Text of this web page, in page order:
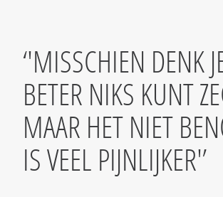
'MISSCHIEN DENK
BETER NIKS KUNT
MAAR HET NIET
IS VEEL PIJNLIJKER'